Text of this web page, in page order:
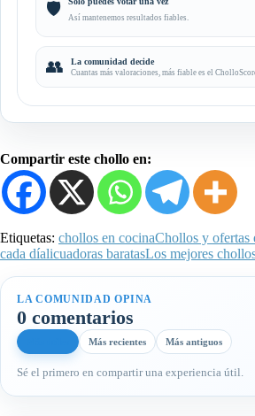
🛡️ Así mantenemos resultados fiables.
👥 La comunidad decide
Cuantas más valoraciones, más fiable es el
Compartir este chollo en:
Etiquetas: chollos en cocinaChollos y ofertas
cada díalicuadoras baratasLos mejores
LA COMUNIDAD OPINA
0 comentarios
Más recientes Más antiguos
Sé el primero en compartir una experiencia útil.